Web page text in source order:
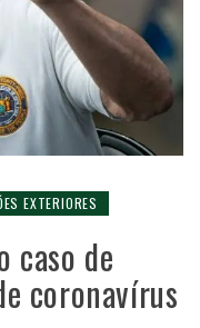
EXTERIORES
caso de
coronavírus